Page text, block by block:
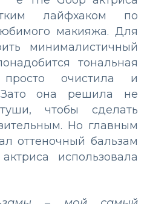
лайфхаком по
макияжа. Для
минималистичный
тональная
очистила и
она решила не
чтобы сделать
Но главным
оттеночный бальзам
использовала